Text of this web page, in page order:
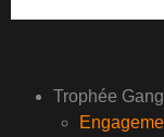
Trophée